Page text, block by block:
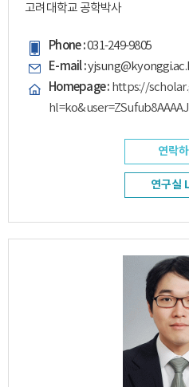
고려대학교 공학박사
Phone :031-249-9805
E-mail :
Homepage : https://
hl=ko&user=ZSufub8AAAAJ
연락하
연구실